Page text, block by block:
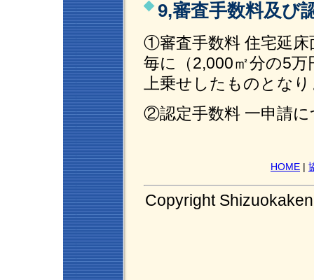
9,審査手数料及び
①審査手数料 住宅延床
毎に（2,000㎡分の5
上乗せしたものとな
②認定手数料 一申請に
HOME |
Copyright